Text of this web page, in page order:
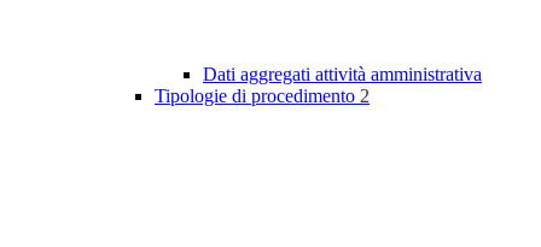
Dati aggregati attività amministrativa
Tipologie di procedimento 2